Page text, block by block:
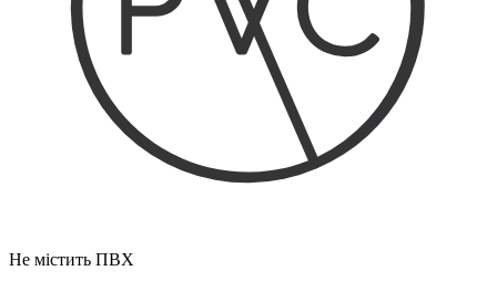
Не містить ПВХ